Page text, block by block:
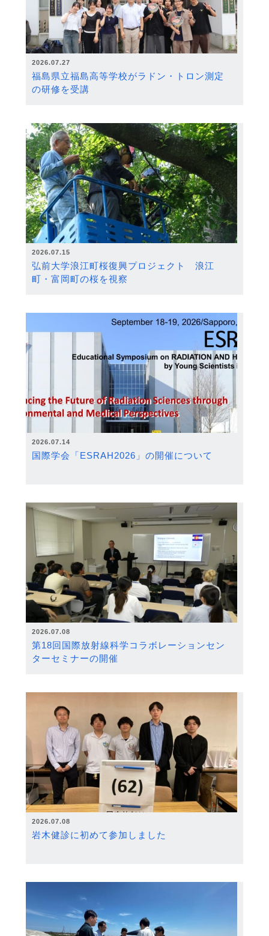
2026.07.27
福島県立福島高等学校がラドン・トロン測定
の研修を受講
2026.07.15
弘前大学浪江町桜復興プロジェクト 浪江
町・富岡町の桜を視察
2026.07.14
国際学会「ESRAH2026」の開催について
2026.07.08
第18回国際放射線科学コラボレーションセン
ターセミナーの開催
2026.07.08
岩木健診に初めて参加しました